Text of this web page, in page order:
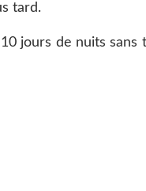
tard.
jours de nuits sans